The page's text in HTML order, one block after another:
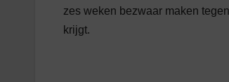
zes weken bezwaar maken
krijgt.